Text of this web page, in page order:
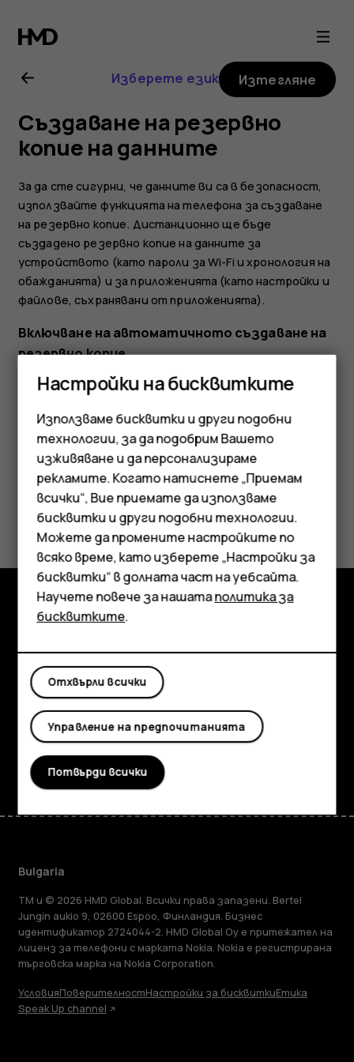
Ръководство
на
потребителя
за
Nokia
G21
Смартфони
Мобилни телефони
Аксесоари
Таблети
Изберете език Изтегляне
Създаване на резервно
копие на данните
За да сте сигурни, че данните ви са в безопасност,
използвайте функцията на телефона за създаване
на резервно копие. Дистанционно ще бъде
създадено резервно копие на данните за
устройството (като пароли за Wi-Fi и хронология на
обажданията) и за приложенията (като настройки и
файлове, съхранявани от приложенията).
Включване на автоматичното създаване на
резервно копие
ДокоснетеНастройки>Система>Резервно копие
Полезен ли беше този отговор?
Да Не
Изследвайте
Информация
Planet and people
Поддръжка
FacebookInstagram
TiktokYoutube
Bulgaria
TM и © 2026 HMD Global. Всички права запазени. Bertel
Jungin aukio 9, 02600 Espoo, Финландия. Бизнес
идентификатор 2724044-2. HMD Global Oy е притежател на
лиценз за телефони с марката Nokia. Nokia е регистрирана
търговска марка на Nokia Corporation.
УсловияПоверителностНастройки за бисквиткиЕтика
Speak Up channel
Настройки на бисквитките
Използваме бисквитки и други подобни
технологии, за да подобрим Вашето
изживяване и да персонализираме
рекламите. Когато натиснете „Приемам
всички“, Вие приемате да използваме
бисквитки и други подобни технологии.
Можете да промените настройките по
всяко време, като изберете „Настройки за
бисквитки“ в долната част на уебсайта.
Научете повече за нашатаполитика за
бисквитките.
Отхвърли всички
Управление на предпочитанията
Потвърди всички